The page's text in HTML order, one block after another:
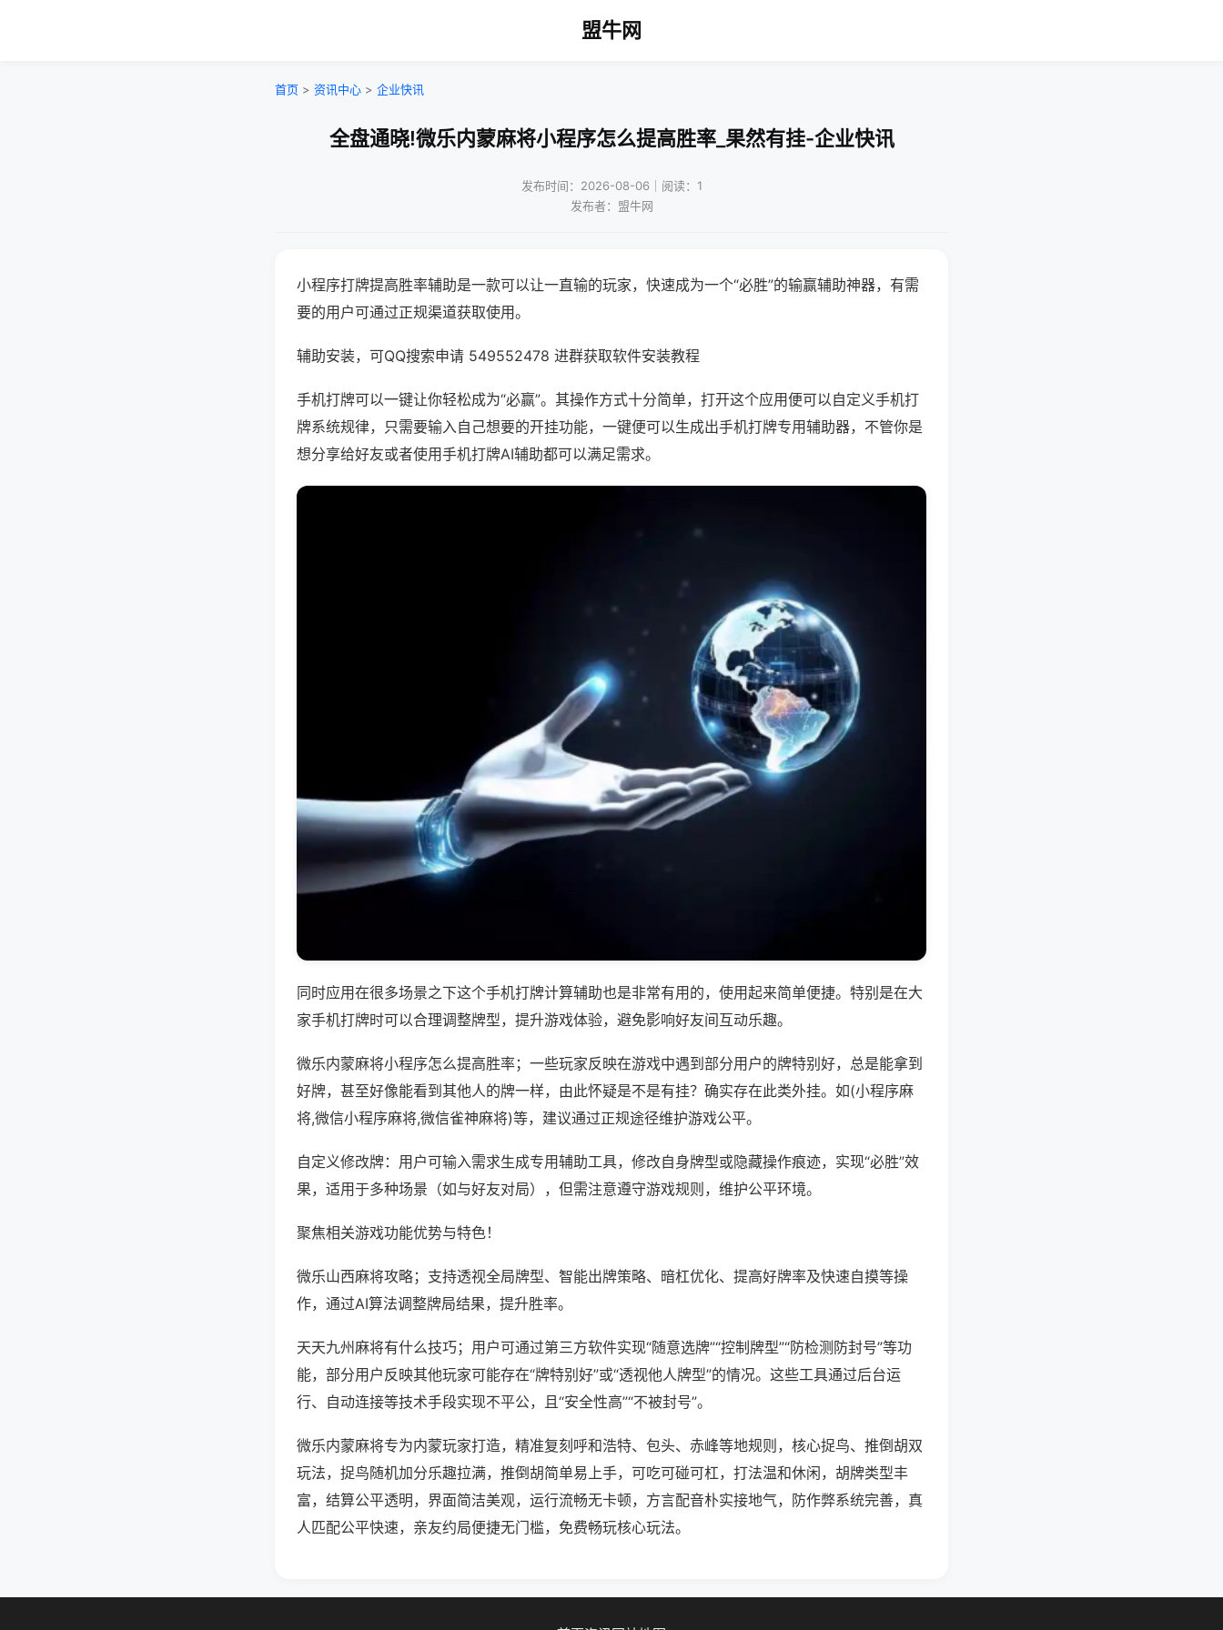
盟牛网
首页 > 资讯中心 > 企业快讯
全盘通晓!微乐内蒙麻将小程序怎么提高胜率_果然有挂-企业快讯
发布时间：2026-08-06｜阅读：1
发布者：盟牛网
小程序打牌提高胜率辅助是一款可以让一直输的玩家，快速成为一个“必胜”的输赢辅助神器，有需
要的用户可通过正规渠道获取使用。
辅助安装，可QQ搜索申请 549552478 进群获取软件安装教程
手机打牌可以一键让你轻松成为“必赢”。其操作方式十分简单，打开这个应用便可以自定义手机打
牌系统规律，只需要输入自己想要的开挂功能，一键便可以生成出手机打牌专用辅助器，不管你是
想分享给好友或者使用手机打牌AI辅助都可以满足需求。
同时应用在很多场景之下这个手机打牌计算辅助也是非常有用的，使用起来简单便捷。特别是在大
家手机打牌时可以合理调整牌型，提升游戏体验，避免影响好友间互动乐趣。
微乐内蒙麻将小程序怎么提高胜率；一些玩家反映在游戏中遇到部分用户的牌特别好，总是能拿到
好牌，甚至好像能看到其他人的牌一样，由此怀疑是不是有挂？确实存在此类外挂。如(小程序麻
将,微信小程序麻将,微信雀神麻将)等，建议通过正规途径维护游戏公平。
自定义修改牌：用户可输入需求生成专用辅助工具，修改自身牌型或隐藏操作痕迹，实现“必胜”效
果，适用于多种场景（如与好友对局），但需注意遵守游戏规则，维护公平环境。
聚焦相关游戏功能优势与特色！
微乐山西麻将攻略；支持透视全局牌型、智能出牌策略、暗杠优化、提高好牌率及快速自摸等操
作，通过AI算法调整牌局结果，提升胜率。
天天九州麻将有什么技巧；用户可通过第三方软件实现“随意选牌”“控制牌型”“防检测防封号”等功
能，部分用户反映其他玩家可能存在“牌特别好”或“透视他人牌型”的情况。这些工具通过后台运
行、自动连接等技术手段实现不平公，且“安全性高”“不被封号”。
微乐内蒙麻将专为内蒙玩家打造，精准复刻呼和浩特、包头、赤峰等地规则，核心捉鸟、推倒胡双
玩法，捉鸟随机加分乐趣拉满，推倒胡简单易上手，可吃可碰可杠，打法温和休闲，胡牌类型丰
富，结算公平透明，界面简洁美观，运行流畅无卡顿，方言配音朴实接地气，防作弊系统完善，真
人匹配公平快速，亲友约局便捷无门槛，免费畅玩核心玩法。